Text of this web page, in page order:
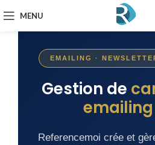
MENU
EMAILING ·
Gestion de
emailing
Referencemoi crée et